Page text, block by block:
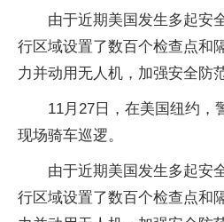
由于近期美国发生多起安
行区域设置了数百个检查点和
力并动用无人机，加强安全防
11月27日，在美国纽约，
现场骑车巡逻。
由于近期美国发生多起安
行区域设置了数百个检查点和